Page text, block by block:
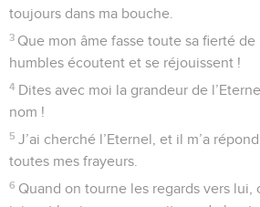
toujours dans ma bouche.
3 Que mon âme fasse toute sa fierté de
humbles écoutent et se réjouissent !
4 Dites avec moi la grandeur de
nom !
5 J’ai cherché l’Eternel, et il m’a
toutes mes frayeurs.
6 Quand on tourne les regards vers lui,